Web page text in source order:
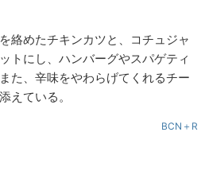
絡めたチキンカツと、コチュジャ
トにし、ハンバーグやスパゲティ
た、辛味をやわらげてくれるチー
えている。
BCN＋R